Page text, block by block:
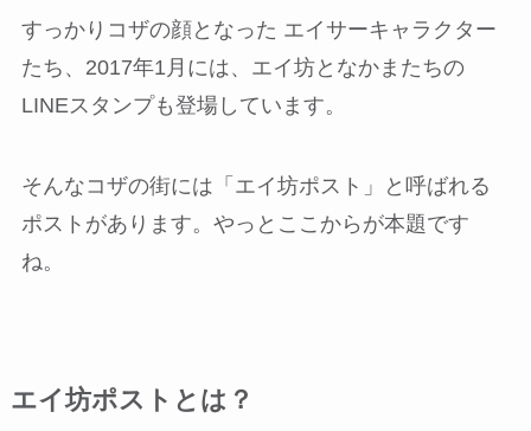
すっかりコザの顔となった エイサーキャラクター
たち、2017年1月には、エイ坊となかまたちの
LINEスタンプも登場しています。
そんなコザの街には「エイ坊ポスト」と呼ばれる
ポストがあります。やっとここからが本題です
ね。
エイ坊ポストとは？